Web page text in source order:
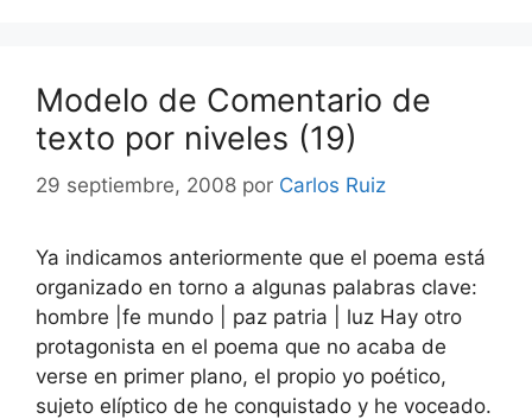
Modelo de Comentario de
texto por niveles (19)
29 septiembre, 2008 por Carlos Ruiz
Ya indicamos anteriormente que el poema está
organizado en torno a algunas palabras clave:
hombre |fe mundo | paz patria | luz Hay otro
protagonista en el poema que no acaba de
verse en primer plano, el propio yo poético,
sujeto elíptico de he conquistado y he voceado.